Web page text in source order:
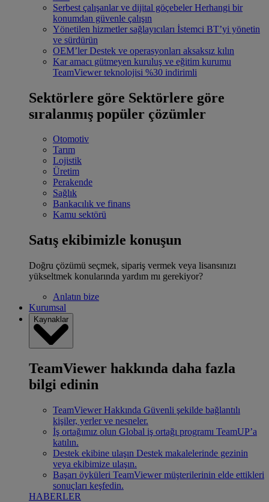
Serbest çalışanlar ve dijital göçebeler Herhangi bir
konumdan güvenle çalışın
Yönetilen hizmetler sağlayıcıları İstemci BT’yi yönetin
ve sürdürün
OEM’ler Destek ve operasyonları aksaksız kılın
Kar amacı gütmeyen kuruluş ve eğitim kurumu
TeamViewer teknolojisi %30 indirimli
Sektörlere göre Sektörlere göre
sıralanmış popüler çözümler
Otomotiv
Tarım
Lojistik
Üretim
Perakende
Sağlık
Bankacılık ve finans
Kamu sektörü
Satış ekibimizle konuşun
Doğru çözümü seçmek, sipariş vermek veya lisansınızı
yükseltmek konularında yardım mı gerekiyor?
Anlatın bize
Kurumsal
Kaynaklar
TeamViewer hakkında daha fazla
bilgi edinin
TeamViewer Hakkında Güvenli şekilde bağlantılı
kişiler, yerler ve nesneler.
İş ortağımız olun Global iş ortağı programı TeamUP’a
katılın.
Destek ekibine ulaşın Destek makalelerinde gezinin
veya ekibimize ulaşın.
Başarı öyküleri TeamViewer müşterilerinin elde ettikleri
sonuçları keşfedin.
HABERLER